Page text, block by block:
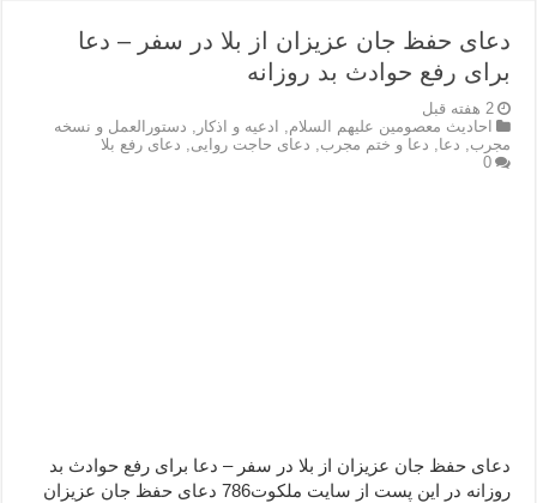
دعای حفظ جان عزیزان از بلا در سفر – دعا
برای رفع حوادث بد روزانه
2 هفته قبل
احاديث معصومين عليهم السلام, ادعيه و اذكار , دستورالعمل و نسخه
مجرب, دعا, دعا و ختم مجرب, دعای حاجت روایی, دعای رفع بلا
0
دعای حفظ جان عزیزان از بلا در سفر – دعا برای رفع حوادث بد
روزانه در این پست از سایت ملکوت786 دعای حفظ جان عزیزان